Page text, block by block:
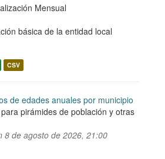
Mensual
básica de la entidad local
CSV
de edades anuales por municipio
pirámides de población y otras
8 de agosto de 2026, 21:00